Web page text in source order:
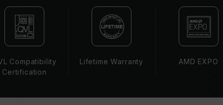
（JEDEC 标准）运行，如 DDR5-4800 (或更
低)。此为正常行为，并非产品瑕疵。
XMP 3.0 / EXPO 需由使用者手动启用，部分主
板可能无法达到标示频率，最终运行频率受限于系
超频行为（如启用 XMP 3.0 / EXPO 设定）属于
Compatibility
Certification
Lifetime Warranty AMD EXPO